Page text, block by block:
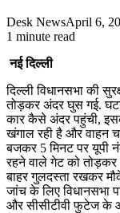
Desk NewsApril 6,
1 minute read
नई दिल्ली
दिल्ली विधानसभा की
तोड़कर अंदर घुस गई.
कार कैसे अंदर पहुंची,
खंगाल रही है और वाहन
बजकर 5 मिनट पर यूपी
रहने वाले गेट को
बाहर गुलदस्ता रखकर
जांच के लिए विधानसभा
और सीसीटीवी फुटेज के